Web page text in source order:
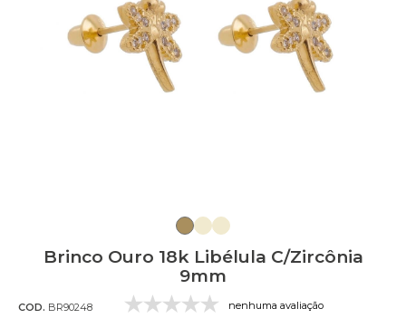
Brinco Ouro 18k Libélula C/Zircônia
9mm
COD. BR90248 nenhuma avaliação